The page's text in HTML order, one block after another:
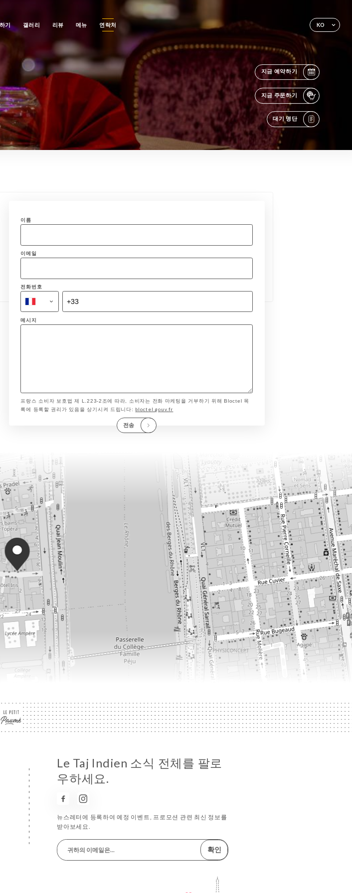
KO
기 갤러리 리뷰 메뉴 연락처
지금 예약하기
지금 주문하기
대기 명단
이름
이메일
전화번호
메시지
프랑스 소비자 보호법 제 L.223-2조에 따라, 소비자는 전화 마케팅을 거부하기 위해 Bloctel 목
록에 등록할 권리가 있음을 상기시켜 드립니다: bloctel.gouv.fr
전송
Le Taj Indien 소식 전체를 팔로
우하세요.
뉴스레터에 등록하여 예정 이벤트, 프로모션 관련 최신 정보를
받아보세요.
확인